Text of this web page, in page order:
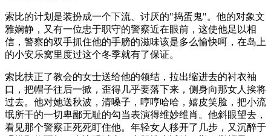
索比的计划是装扮成一个下流、讨厌的"捣蛋鬼"。他的对象文
雅娴静，又有一位忠于职守的警察近在眼前，这使他足以相
信，警察的双手抓住他的手膀的滋味该是多么愉快呵，在岛上
的小安乐窝里度过这个冬季就有了保证。
索比扶正了教会的女士送给他的领结，拉出缩进去的衬衣袖
口，把帽子往后一掀，歪得几乎要落下来，侧身向那女人挨将
过去。他对她送秋波，清嗓子，哼哼哈哈，嬉皮笑脸，把小流
氓所干的一切卑鄙无耻的勾当表演得维妙维肖。他斜眼望去，
看见那个警察正死死盯住他。年轻女人移开了几步，又沉醉于